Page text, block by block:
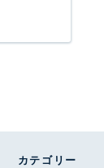
カテゴリー